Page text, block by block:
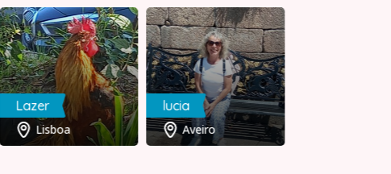
Lazer
Lisboa
lucia
Aveiro